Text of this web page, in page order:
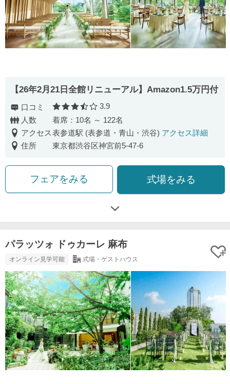
【26年2月21日全館リニューアル】Amazon1.5万円付
口コミ 口コミ評価
3.9
人数
着席：10名 ～ 122名
アクセス表参道駅 (表参道・青山・渋谷) アクセス詳細
住所
東京都渋谷区神宮前5-47-6
フェアをみる 式場をみる
パラッツォ ドゥカーレ 麻布
オンライン見学可能 式場・ゲストハウス